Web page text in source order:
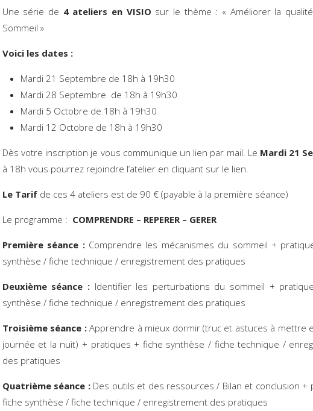
Une série de 4 ateliers en VISIO sur le thème : « Améliorer la
Sommeil »
Voici les dates :
Mardi 21 Septembre de 18h à 19h30
Mardi 28 Septembre de 18h à 19h30
Mardi 5 Octobre de 18h à 19h30
Mardi 12 Octobre de 18h à 19h30
Dès votre inscription je vous communique un lien par mail. Le Mardi 21
à 18h vous pourrez rejoindre l’atelier en cliquant sur le lien.
Le Tarifde ces 4 ateliers est de 90 € (payable à la première séance)
Le programme : COMPRENDRE – REPERER – GERER
Première séance :Comprendre les mécanismes du sommeil +
synthèse / fiche technique / enregistrement des pratiques
Deuxième séance : Identifier les perturbations du sommeil +
synthèse / fiche technique / enregistrement des pratiques
Troisième séance :Apprendre à mieux dormir (truc et astuces à mettre
journée et la nuit) + pratiques + fiche synthèse / fiche technique /
des pratiques
Quatrième séance : Des outils et des ressources / Bilan et conclusion +
fiche synthèse / fiche technique / enregistrement des pratiques